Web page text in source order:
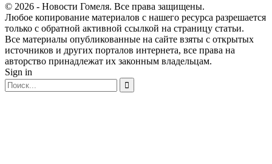
© 2026 - Новости Гомеля. Все права защищены.
Любое копирование материалов с нашего ресурса разрешается
только с обратной активной ссылкой на страницу статьи.
Все материалы опубликованные на сайте взяты с открытых
источников и других порталов интернета, все права на
авторство принадлежат их законным владельцам.
Sign in